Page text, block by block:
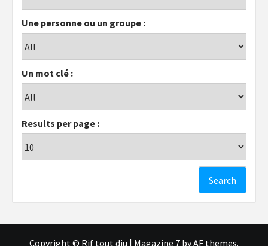
Une personne ou un groupe :
Un mot clé :
Results per page :
Copyright © Rif tout dju | Magazine 7 by AF themes.